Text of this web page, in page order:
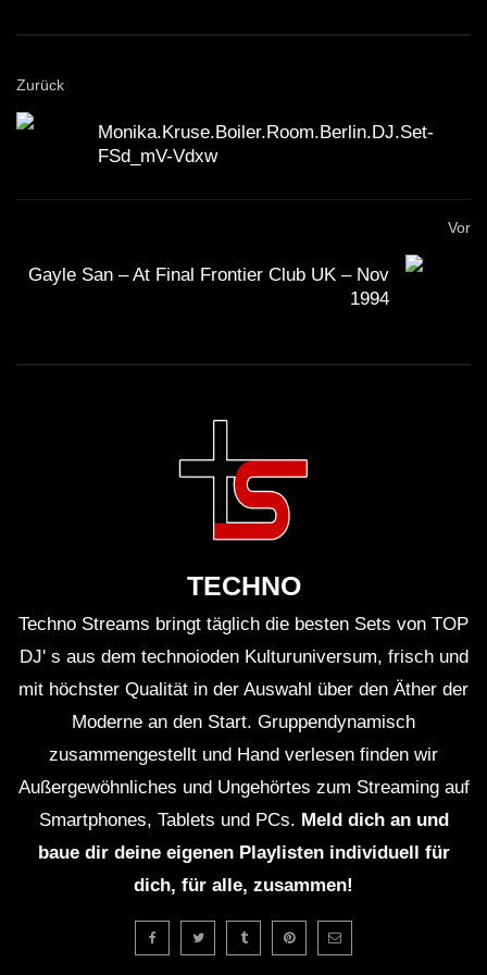
Zurück
Monika.Kruse.Boiler.Room.Berlin.DJ.Set-
FSd_mV-Vdxw
Vor
Gayle San – At Final Frontier Club UK – Nov
1994
TECHNO
Techno Streams bringt täglich die besten Sets von TOP
DJ' s aus dem technoioden Kulturuniversum, frisch und
mit höchster Qualität in der Auswahl über den Äther der
Moderne an den Start. Gruppendynamisch
zusammengestellt und Hand verlesen finden wir
Außergewöhnliches und Ungehörtes zum Streaming auf
Smartphones, Tablets und PCs. Meld dich an und
baue dir deine eigenen Playlisten individuell für
dich, für alle, zusammen!